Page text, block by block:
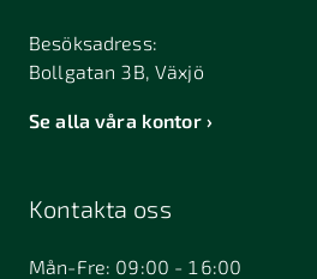
Besöksadress:
Bollgatan 3B, Växjö
Se alla våra kontor
Kontakta oss
Mån-Fre: 09:00 - 16:00